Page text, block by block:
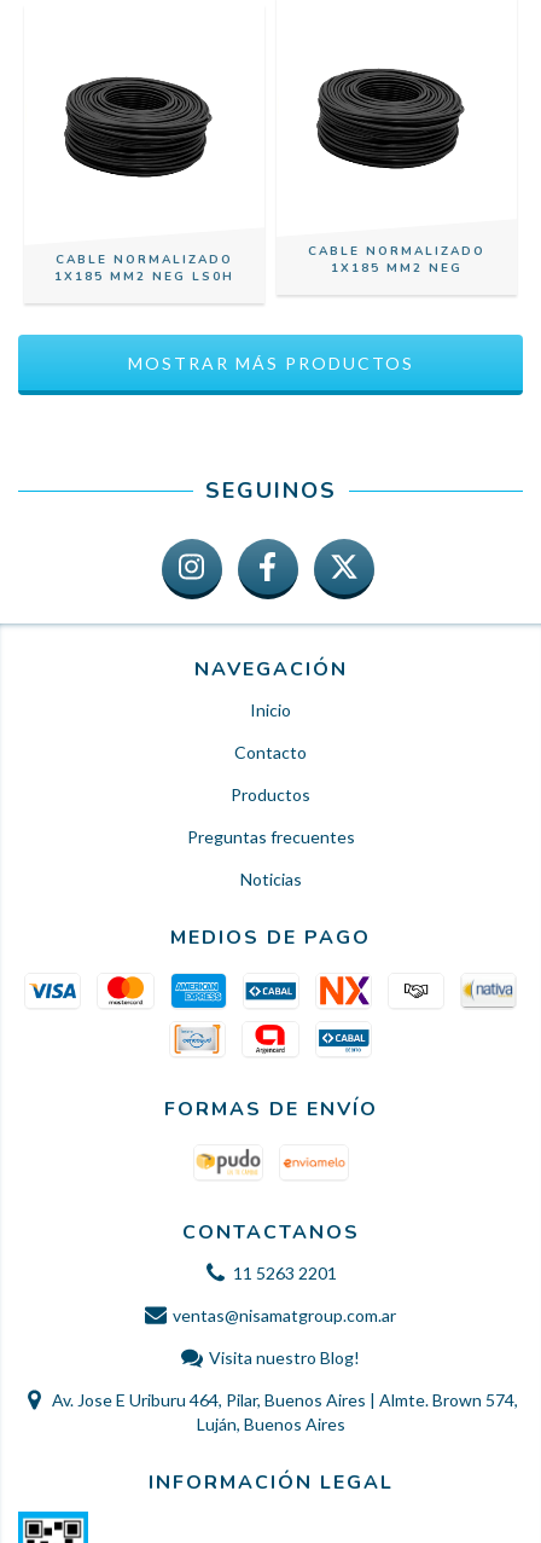
CABLE NORMALIZADO
1X185 MM2 NEG LS0H
CABLE NORMALIZADO
1X185 MM2 NEG
MOSTRAR MÁS PRODUCTOS
SEGUINOS
NAVEGACIÓN
Inicio
Contacto
Productos
Preguntas frecuentes
Noticias
MEDIOS DE PAGO
FORMAS DE ENVÍO
CONTACTANOS
11 5263 2201
ventas@nisamatgroup.com.ar
Visita nuestro Blog!
Av. Jose E Uriburu 464, Pilar, Buenos Aires | Almte. Brown 574,
Luján, Buenos Aires
INFORMACIÓN LEGAL